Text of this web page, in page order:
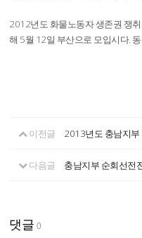
2012년도 화물노동자 생존권 쟁
해 5월 12일 부산으로 모입시다.
이전글 2013년도 충남지부
다음글 충남지부 순회선전
댓글 0